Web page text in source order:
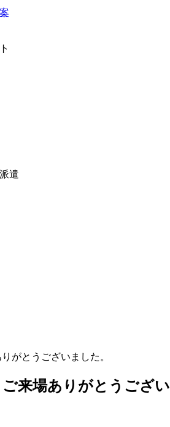
遣
がとうございました。
来場ありがとうござい